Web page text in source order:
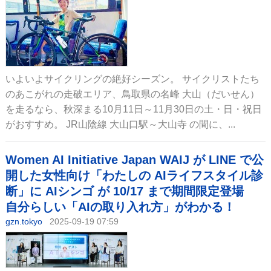
いよいよサイクリングの絶好シーズン。 サイクリストたち
のあこがれの走破エリア、鳥取県の名峰 大山（だいせん）
を走るなら、秋深まる10月11日～11月30日の土・日・祝日
がおすすめ。 JR山陰線 大山口駅～大山寺 の間に、...
Women AI Initiative Japan WAIJ が LINE で公
開した女性向け「わたしの AIライフスタイル診
断」に AIシンゴ が 10/17 まで期間限定登場
自分らしい「AIの取り入れ方」がわかる！
gzn.tokyo 2025-09-19 07:59